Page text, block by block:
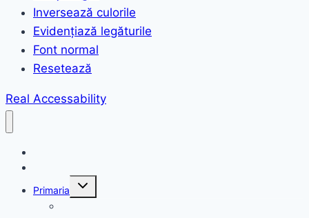
Inversează culorile
Evidențiază legăturile
Font normal
Resetează
Real Accessability
Primaria
Toggle